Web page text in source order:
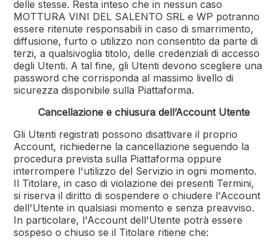
delle stesse. Resta inteso che in nessun caso
MOTTURA VINI DEL SALENTO SRLe WP potranno
essere ritenute responsabili in caso di smarrimento,
diffusione, furto o utilizzo non consentito da parte di
terzi, a qualsivoglia titolo, delle credenziali di accesso
degli Utenti. A tal fine, gli Utenti devono scegliere una
password che corrisponda al massimo livello di
sicurezza disponibile sulla Piattaforma.
Cancellazione e chiusura dell’Account Utente
Gli Utenti registrati possono disattivare il proprio
Account, richiederne la cancellazione seguendo la
procedura prevista sulla Piattaforma oppure
interrompere l'utilizzo del Servizio in ogni momento.
Il Titolare, in caso di violazione dei presenti Termini,
si riserva il diritto di sospendere o chiudere l'Account
dell'Utente in qualsiasi momento e senza preavviso.
In particolare, l'Account dell'Utente potrà essere
sospeso o chiuso se il Titolare ritiene che: